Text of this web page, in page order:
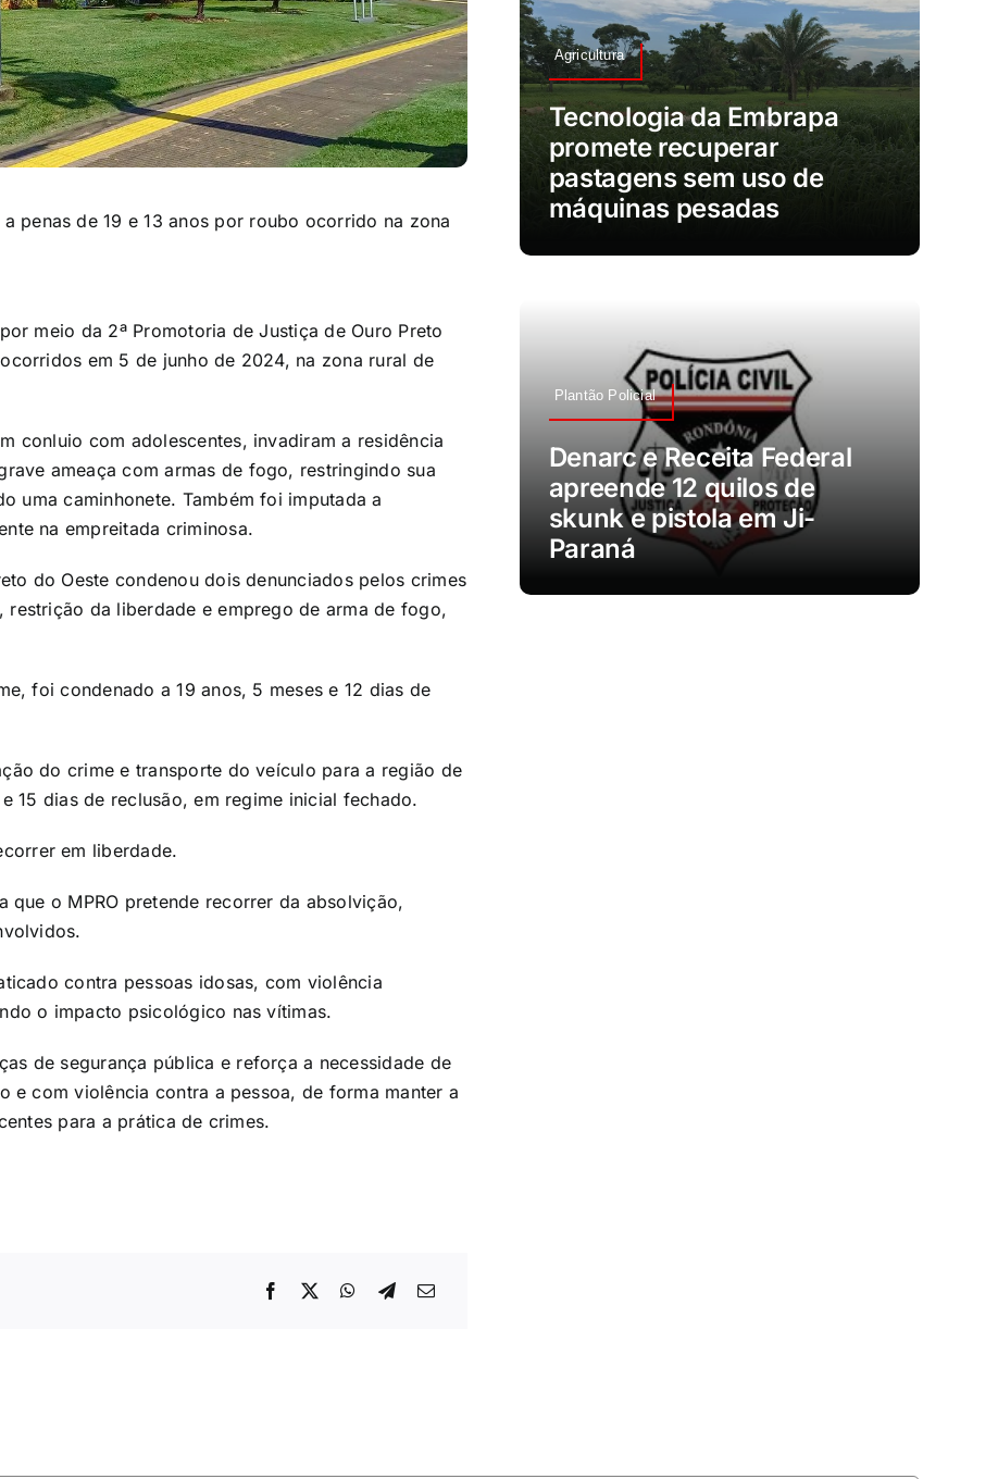
penas de 19 e 13 anos por roubo ocorrido na zona
meio da 2ª Promotoria de Justiça de Ouro Preto
em 5 de junho de 2024, na zona rural de
conluio com adolescentes, invadiram a residência
ameaça com armas de fogo, restringindo sua
uma caminhonete. Também foi imputada a
na empreitada criminosa.
do Oeste condenou dois denunciados pelos crimes
da liberdade e emprego de arma de fogo,
foi condenado a 19 anos, 5 meses e 12 dias de
do crime e transporte do veículo para a região de
15 dias de reclusão, em regime inicial fechado.
em liberdade.
o MPRO pretende recorrer da absolvição,
contra pessoas idosas, com violência
o impacto psicológico nas vítimas.
de segurança pública e reforça a necessidade de
e com violência contra a pessoa, de forma manter a
para a prática de crimes.
Agricultura
Tecnologia da Embrapa
promete recuperar
pastagens sem uso de
máquinas pesadas
Plantão Policial
Denarc e Receita Federal
apreende 12 quilos de
skunk e pistola em Ji-
Paraná